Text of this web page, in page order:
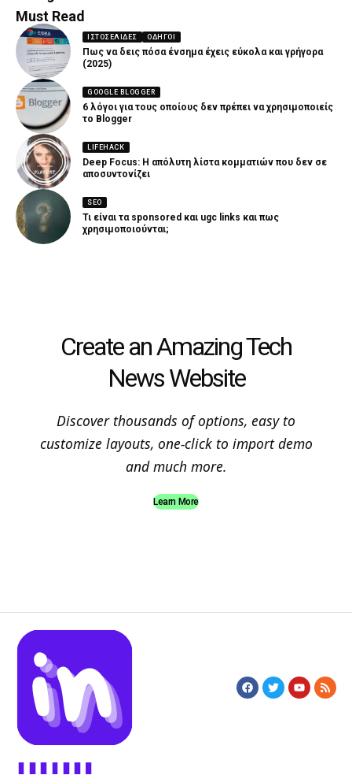
Must Read
ΙΣΤΟΣΕΛΊΔΕΣ ΟΔΗΓΟΊ
Πως να δεις πόσα ένσημα έχεις εύκολα και γρήγορα
(2025)
GOOGLE BLOGGER
6 λόγοι για τους οποίους δεν πρέπει να χρησιμοποιείς
το Blogger
LIFEHACK
Deep Focus: Η απόλυτη λίστα κομματιών που δεν σε
αποσυντονίζει
SEO
Τι είναι τα sponsored και ugc links και πως
χρησιμοποιούνται;
Create an Amazing Tech
News Website
Discover thousands of options, easy to
customize layouts, one-click to import demo
and much more.
Learn More